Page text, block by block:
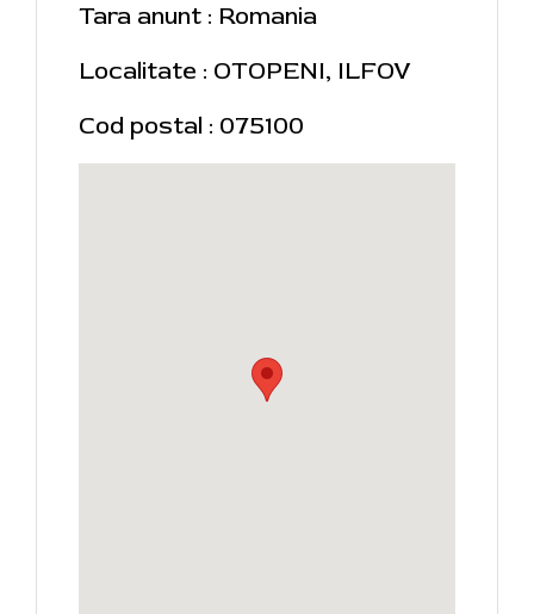
Tara anunt : Romania
Localitate : OTOPENI, ILFOV
Cod postal : 075100